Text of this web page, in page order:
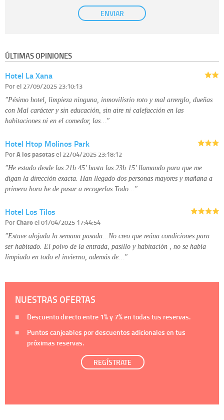
únicamente trataremos sus datos con su consentimiento
previo, que podrá facilitarnos mediante la casilla correspondiente
Derechos:tiene derecho a saber qué información tenemos sobre usted,
disponible en nuestra página web.
Información complementaria:
ENVIAR
ÚLTIMAS OPINIONES
Hotel La Xana
Porel 27/09/2025 23:10:13
"Pésimo hotel, limpieza ninguna, inmovilisrio roto y mal arrerglo, dueñas
con Mal carácter y sin educación, sin aire ni calefacción en las
habitaciones ni en el comedor, las…"
Hotel Htop Molinos Park
PorA los pasotasel 22/04/2025 23:18:12
"He estado desde las 21h 45’ hasta las 23h 15’ llamando para que me
digan la dirección exacta. Han llegado dos personas mayores y mañana a
primera hora he de pasar a recogerlas.Todo…"
Hotel Los Tilos
PorCharoel 01/04/2025 17:44:54
"Estuve alojada la semana pasada...No creo que reúna condiciones para
ser habitado. El polvo de la entrada, pasillo y habitación , no se había
limpiado en todo el invierno, además de…"
NUESTRAS OFERTAS
Descuento directo entre 1%y 7%en todas tus reservas.
Puntos canjeables por descuentos adicionales en tus
próximas reservas.
REGÍSTRATE